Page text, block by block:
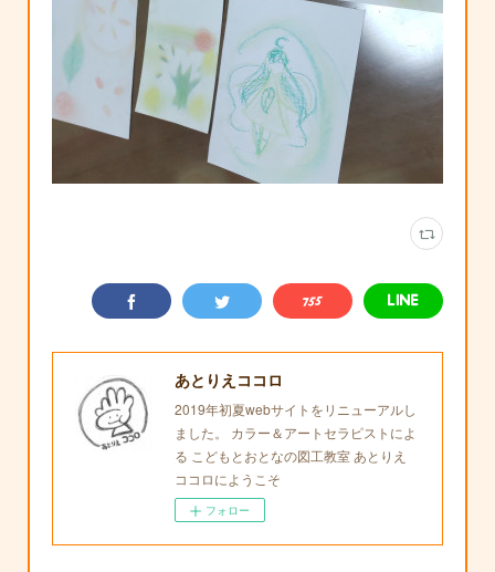
あとりえココロ
2019年初夏webサイトをリニューアルし
ました。 カラー＆アートセラピストによ
る こどもとおとなの図工教室 あとりえ
ココロにようこそ
フォロー